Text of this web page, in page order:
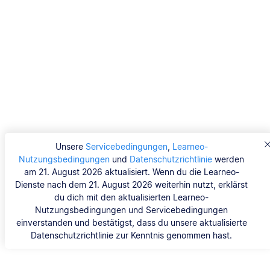
Unsere Servicebedingungen, Learneo-
Nutzungsbedingungen und Datenschutzrichtlinie werden
am 21. August 2026 aktualisiert. Wenn du die Learneo-
Dienste nach dem 21. August 2026 weiterhin nutzt, erklärst
du dich mit den aktualisierten Learneo-
Nutzungsbedingungen und Servicebedingungen
einverstanden und bestätigst, dass du unsere aktualisierte
Datenschutzrichtlinie zur Kenntnis genommen hast.